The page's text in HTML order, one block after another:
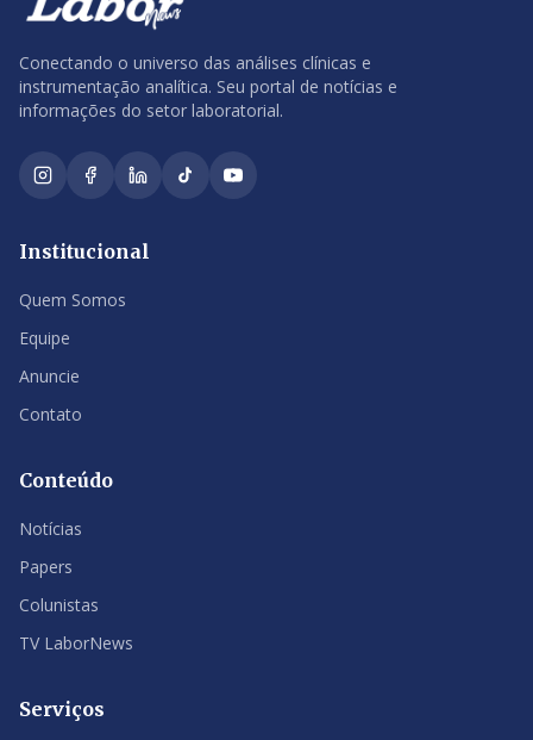
Conectando o universo das análises clínicas e
instrumentação analítica. Seu portal de notícias e
informações do setor laboratorial.
Institucional
Quem Somos
Equipe
Anuncie
Contato
Conteúdo
Notícias
Papers
Colunistas
TV LaborNews
Serviços